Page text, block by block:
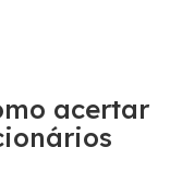
acertar